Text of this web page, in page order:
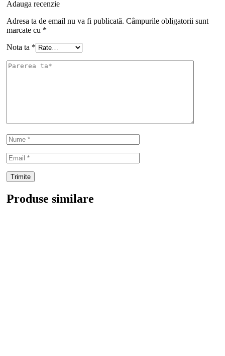
Adauga recenzie
Adresa ta de email nu va fi publicată. Câmpurile obligatorii sunt
marcate cu *
Nota ta *
Produse similare